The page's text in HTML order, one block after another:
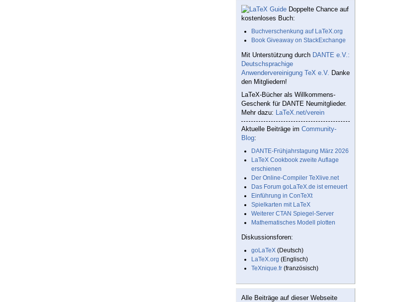
Doppelte Chance auf
kostenloses Buch:
Buchverschenkung auf LaTeX.org
Book Giveaway on StackExchange
Mit Unterstützung durch DANTE e.V.:
Deutschsprachige
Anwendervereinigung TeX e.V. Danke
den Mitgliedern!
LaTeX-Bücher als Willkommens-
Geschenk für DANTE Neumitglieder.
Mehr dazu: LaTeX.net/verein
Aktuelle Beiträge im Community-
Blog:
DANTE-Frühjahrstagung März 2026
LaTeX Cookbook zweite Auflage
erschienen
Der Online-Compiler TeXlive.net
Das Forum goLaTeX.de ist erneuert
Einführung in ConTeXt
Spielkarten mit LaTeX
Weiterer CTAN Spiegel-Server
Mathematisches Modell plotten
Diskussionsforen:
goLaTeX (Deutsch)
LaTeX.org (Englisch)
TeXnique.fr (französisch)
Alle Beiträge auf dieser Webseite